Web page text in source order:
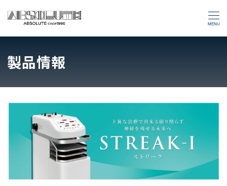
MENU
製品情報